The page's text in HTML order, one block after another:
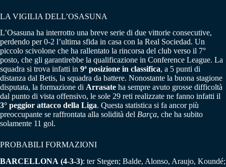
LA VIGILIA DELL’OSASUNA
L’Osasuna ha interrotto una breve serie di due vittorie consecutive,
perdendo per 0-2 l’ultima sfida in casa con la Real Sociedad. Un
piccolo scivolone che ha rallentato la rincorsa del club verso il 7°
posto, che gli garantirebbe la qualificazione in Conference League. La
squadra si trova infatti in 9ª posizione in classifica, a 5 punti di
distanza dal Betis, la squadra da battere. Nonostante la buona stagione
disputata, la formazione di Arrasate ha sempre avuto grosse difficoltà
dal punto di vista offensivo, le sole 29 reti realizzate ne fanno infatti il
3° peggior attacco della Liga. Questa statistica si fa ancor più
preoccupante se raffrontata alla solidità del Barça, che ha subito
solamente 11 gol.
PROBABILI FORMAZIONI
BARCELLONA (4-3-3): ter Stegen; Balde, Alonso, Araujo, Koundé;